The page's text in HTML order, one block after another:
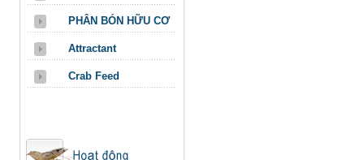
PHÂN BÓN HỮU CƠ
Attractant
Crab Feed